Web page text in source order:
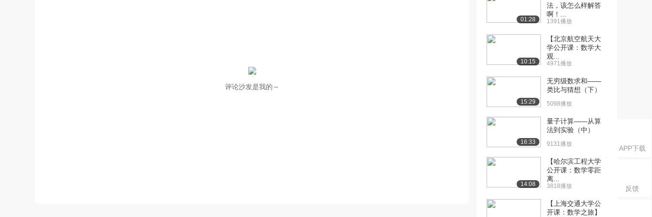
APP下载
反馈
评论沙发是我的～
01:28
法，该怎么样解答
啊！...
1391播放
10:15
【北京航空航天大
学公开课：数学大
观...
4971播放
15:29
无穷级数求和——
类比与猜想（下）
5098播放
16:33
量子计算——从算
法到实验（中）
9131播放
14:08
【哈尔滨工程大学
公开课：数学零距
离...
3818播放
【上海交通大学公
开课：数学之旅】